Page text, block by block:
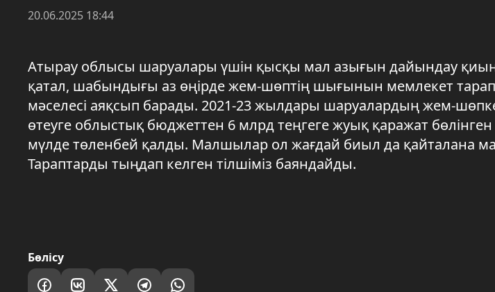
20.06.2025 18:44
Атырау облысы шаруалары үшін қысқы мал азығын дайындау
қатал, шабындығы аз өңірде жем-шөптің шығынын мемлекет
мәселесі аяқсып барады. 2021-23 жылдары шаруалардың жем-
өтеуге облыстық бюджеттен 6 млрд теңгеге жуық қаражат
мүлде төленбей қалды. Малшылар ол жағдай биыл да қайталана
Тараптарды тыңдап келген тілшіміз баяндайды.
Бөлісу